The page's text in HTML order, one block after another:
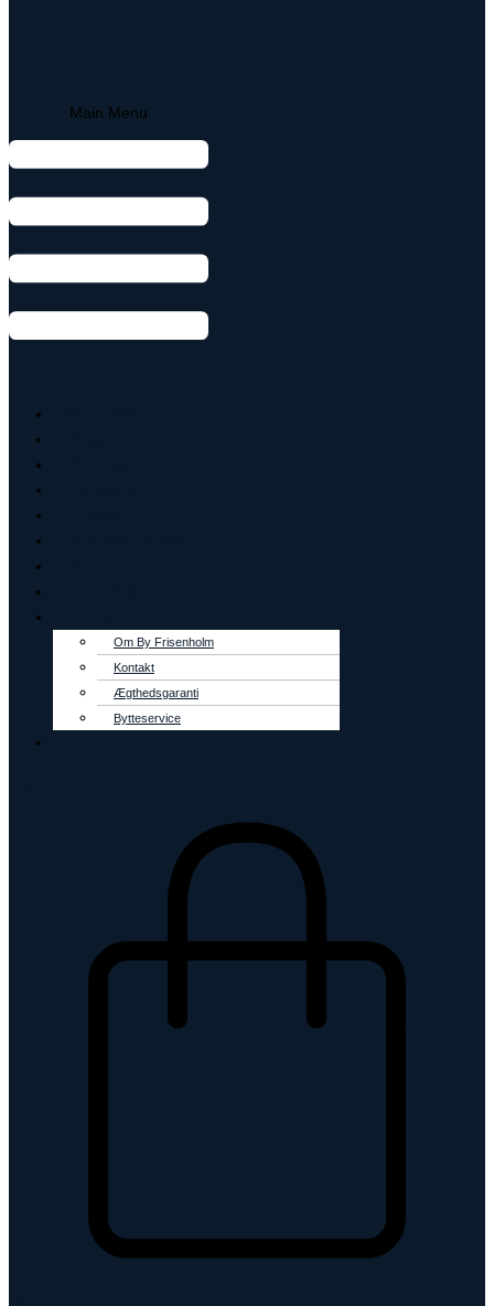
Main Menu
Om By Frisenholm
Kontakt
Ægthedsgaranti
Bytteservice